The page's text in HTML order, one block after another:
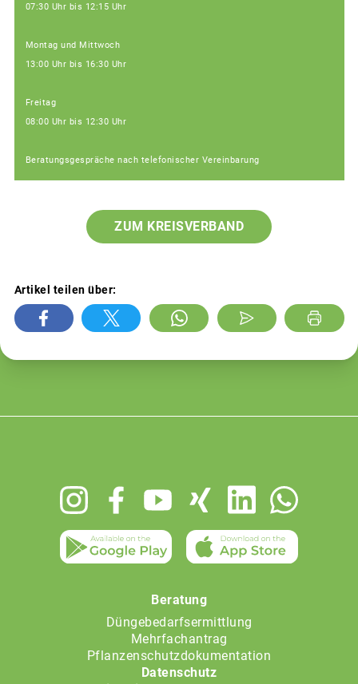
07:30 Uhr bis 12:15 Uhr
Montag und Mittwoch
13:00 Uhr bis 16:30 Uhr
Freitag
08:00 Uhr bis 12:30 Uhr
Beratungsgespräche nach telefonischer Vereinbarung
ZUM KREISVERBAND
Artikel teilen über:
Beratung
Düngebedarfsermittlung
Mehrfachantrag
Pflanzenschutzdokumentation
Datenschutz